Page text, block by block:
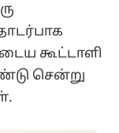
கூட்டாளி
சென்று